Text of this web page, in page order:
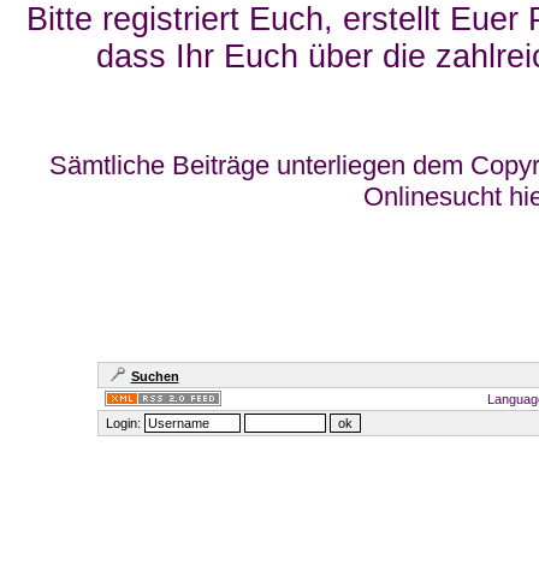
Bitte registriert Euch, erstellt Euer
dass Ihr Euch über die
Sämtliche Beiträge unterliegen dem
Onlinesucht
Suchen
Login: